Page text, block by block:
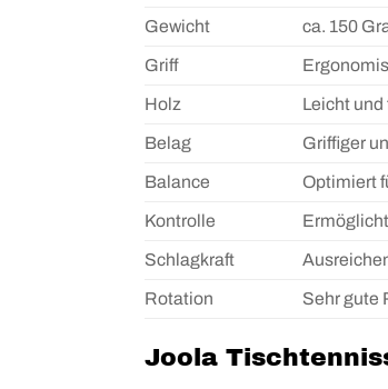
Gewicht
ca. 150
Griff
Holz Leicht und
Belag Griffiger
Balance Optimiert
Kontrolle
Schlagkraft
Rotation Sehr gute
Joola